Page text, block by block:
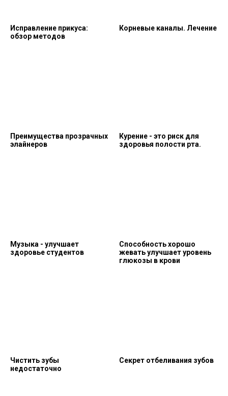
Исправление прикуса:
обзор методов
Корневые каналы. Лечение
Преимущества прозрачных
элайнеров
Курение - это риск для
здоровья полости рта.
Музыка - улучшает
здоровье студентов
Способность хорошо
жевать улучшает уровень
глюкозы в крови
Чистить зубы
недостаточно
Секрет отбеливания зубов